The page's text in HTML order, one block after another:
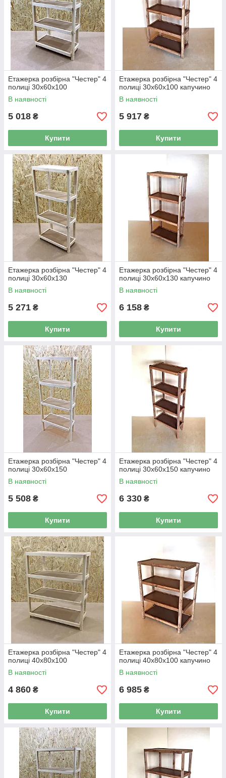
Етажерка розбірна "Честер" 4
полиці 30х60х100
В наявності
5 018 ₴
Купити
Етажерка розбірна "Честер" 4
полиці 30х60х100 капучино
В наявності
5 917 ₴
Купити
Етажерка розбірна "Честер" 4
полиці 30х60х130
В наявності
5 271 ₴
Купити
Етажерка розбірна "Честер" 4
полиці 30х60х130 капучино
В наявності
6 158 ₴
Купити
Етажерка розбірна "Честер" 4
полиці 30х60х150
В наявності
5 508 ₴
Купити
Етажерка розбірна "Честер" 4
полиці 30х60х150 капучино
В наявності
6 330 ₴
Купити
Етажерка розбірна "Честер" 4
полиці 40х80х100
В наявності
4 860 ₴
Купити
Етажерка розбірна "Честер" 4
полиці 40х80х100 капучино
В наявності
6 985 ₴
Купити